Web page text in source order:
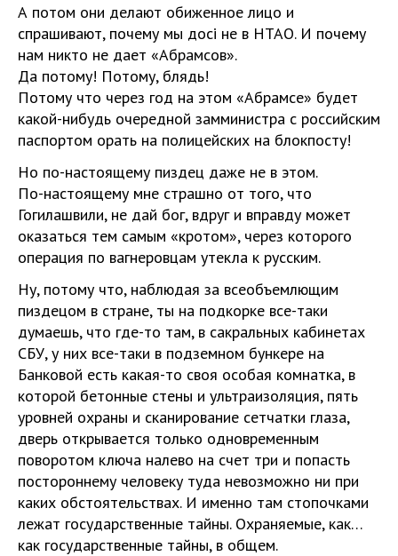
А потом они делают обиженное лицо и
спрашивают, почему мы досi не в НТАО. И почему
нам никто не дает «Абрамсов».
Да потому! Потому, блядь!
Потому что через год на этом «Абрамсе» будет
какой-нибудь очередной замминистра с российским
паспортом орать на полицейских на блокпосту!
Но по-настоящему пиздец даже не в этом.
По-настоящему мне страшно от того, что
Гогилашвили, не дай бог, вдруг и вправду может
оказаться тем самым «кротом», через которого
операция по вагнеровцам утекла к русским.
Ну, потому что, наблюдая за всеобъемлющим
пиздецом в стране, ты на подкорке все-таки
думаешь, что где-то там, в сакральных кабинетах
СБУ, у них все-таки в подземном бункере на
Банковой есть какая-то своя особая комнатка, в
которой бетонные стены и ультраизоляция, пять
уровней охраны и сканирование сетчатки глаза,
дверь открывается только одновременным
поворотом ключа налево на счет три и попасть
постороннему человеку туда невозможно ни при
каких обстоятельствах. И именно там стопочками
лежат государственные тайны. Охраняемые, как…
как государственные тайны, в общем.